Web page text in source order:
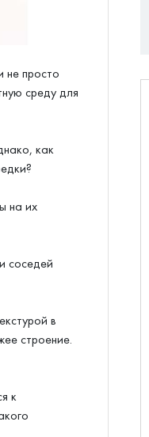
не просто
среду для
как
на их
соседей
в
строение.
к